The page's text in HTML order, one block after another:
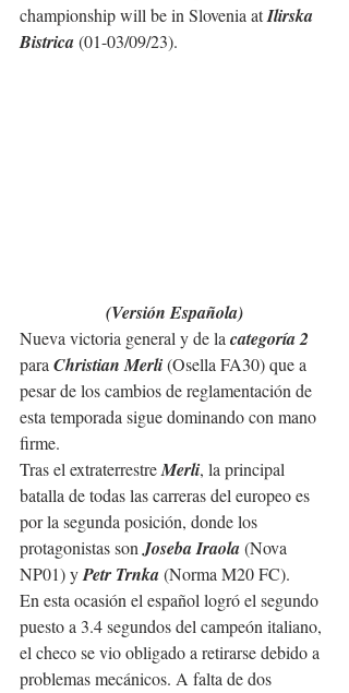
championship will be in Slovenia at Ilirska
Bistrica (01-03/09/23).
(Versión Española)
Nueva victoria general y de la categoría 2
para Christian Merli (Osella FA30) que a
pesar de los cambios de reglamentación de
esta temporada sigue dominando con mano
firme.
Tras el extraterrestre Merli, la principal
batalla de todas las carreras del europeo es
por la segunda posición, donde los
protagonistas son Joseba Iraola (Nova
NP01) y Petr Trnka (Norma M20 FC).
En esta ocasión el español logró el segundo
puesto a 3.4 segundos del campeón italiano,
el checo se vio obligado a retirarse debido a
problemas mecánicos. A falta de dos